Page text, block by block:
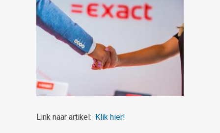
Link naar artikel: Klik hier!